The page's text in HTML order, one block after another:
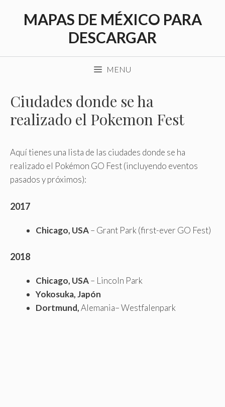
MAPAS DE MÉXICO PARA
DESCARGAR
MENU
Ciudades donde se ha
realizado el Pokemon Fest
Aquí tienes una lista de las ciudades donde se ha
realizado el Pokémon GO Fest (incluyendo eventos
pasados y próximos):
2017
Chicago, USA– Grant Park (first-ever GO Fest)
2018
Chicago, USA– Lincoln Park
Yokosuka,Japón
Dortmund,Alemania– Westfalenpark